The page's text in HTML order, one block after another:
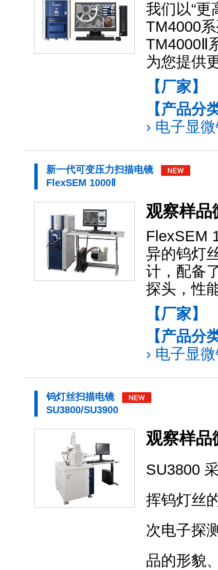
我们以“
TM4000
TM4000Ⅱ
为您提供
【厂家】
【产品分
› 电子显
新一代可变压力扫描电镜
FlexSEM 1000Ⅱ
观察样品
FlexSEM
异的钨灯
计，配备
探头，性
【厂家】
【产品分
› 电子显
钨灯丝扫描电镜
SU3800/SU3900
观察样品
SU3800
挥钨灯丝
次电子探
品的形貌